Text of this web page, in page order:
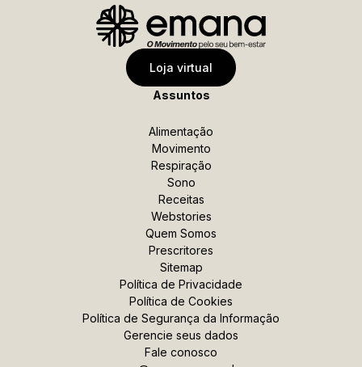
Data de Nascimento
*Ao enviar esse formulário, você confirma ter 18 anos
*Estou de acordo com a coleta e uso dos dados
fornecidos para as finalidades aqui descritas
Assinar a newsletter
Assuntos
Alimentação
Movimento
Respiração
Sono
Receitas
Webstories
Quem Somos
Prescritores
Sitemap
Política de Privacidade
Política de Cookies
Política de Segurança da Informação
Gerencie seus dados
Fale conosco
Loja virtual